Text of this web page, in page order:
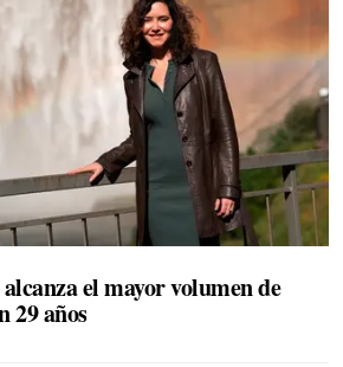
el mayor volumen de
29 años